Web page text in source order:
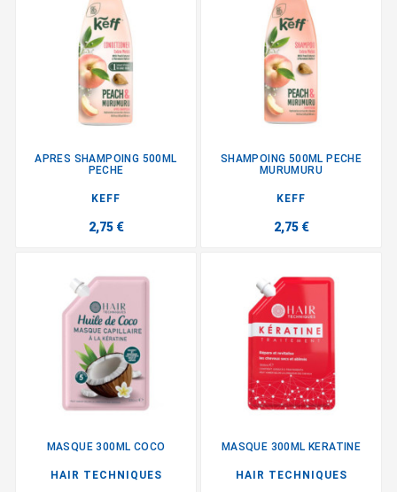
APRES SHAMPOING 500ML
PECHE
KEFF
2,75 €
SHAMPOING 500ML PECHE
MURUMURU
KEFF
2,75 €
MASQUE 300ML COCO
HAIR TECHNIQUES
MASQUE 300ML KERATINE
HAIR TECHNIQUES